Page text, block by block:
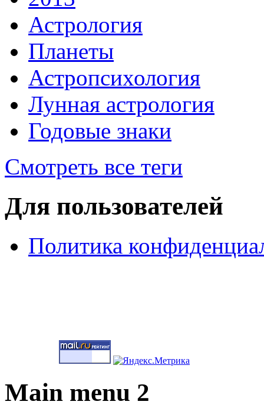
Астрология
Планеты
Астропсихология
Лунная астрология
Годовые знаки
Смотреть все теги
Для пользователей
Политика
Main menu 2